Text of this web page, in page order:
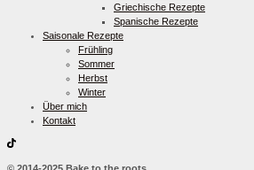
Griechische Rezepte
Spanische Rezepte
Saisonale Rezepte
Frühling
Sommer
Herbst
Winter
Über mich
Kontakt